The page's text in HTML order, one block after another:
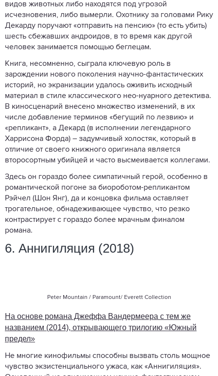
видов животных либо находятся под угрозой
исчезновения, либо вымерли. Охотнику за головами Рику
Декарду поручают «отправить на пенсию» (то есть убить)
шесть сбежавших андроидов, в то время как другой
человек занимается помощью беглецам.
Книга, несомненно, сыграла ключевую роль в
зарождении нового поколения научно-фантастических
историй, но экранизации удалось оживить исходный
материал в стиле классического нео-нуарного детектива.
В киносценарий внесено множество изменений, в их
числе добавление терминов «бегущий по лезвию» и
«репликант», а Декард (в исполнении легендарного
Харрисона Форда) – задумчивый холостяк, который в
отличие от своего книжного оригинала является
второсортным убийцей и часто высмеивается коллегами.
Здесь он гораздо более симпатичный герой, особенно в
романтической погоне за биороботом-репликантом
Рэйчел (Шон Янг), да и концовка фильма оставляет
трогательное, обнадеживающее чувство, что резко
контрастирует с гораздо более мрачным финалом
романа.
6. Аннигиляция (2018)
Peter Mountain / Paramount/ Everett Collection
На основе романа Джеффа Вандермеера с тем же
названием (2014), открывающего трилогию «Южный
предел»
Не многие кинофильмы способны вызвать столь мощное
чувство экзистенциального ужаса, как «Аннигиляция».